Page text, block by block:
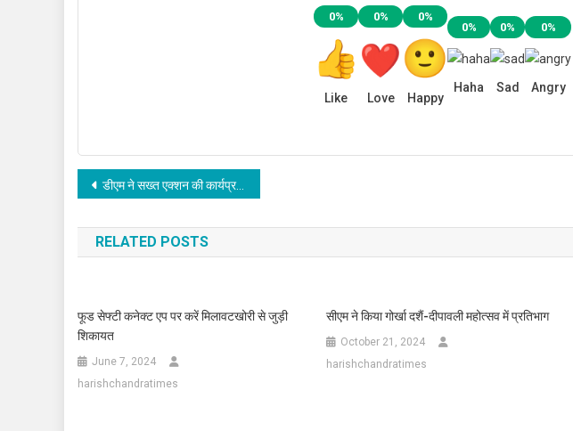
0%
Like
0%
Love
0%
Happy
0%
Haha
0%
Sad
0%
Angry
Post
navigation
डीएम ने सख्त एक्शन की कार्यप्रणाली को रखा कायम, नियम 59 की विशेष शक्तियों किया इस्तेमाल
RELATED POSTS
फूड सेफ्टी कनेक्ट एप पर करें मिलावटखोरी से जुड़ी
शिकायत
June 7, 2024
harishchandratimes
सीएम ने किया गोर्खा दशैं-दीपावली महोत्सव में प्रतिभाग
October 21, 2024
harishchandratimes